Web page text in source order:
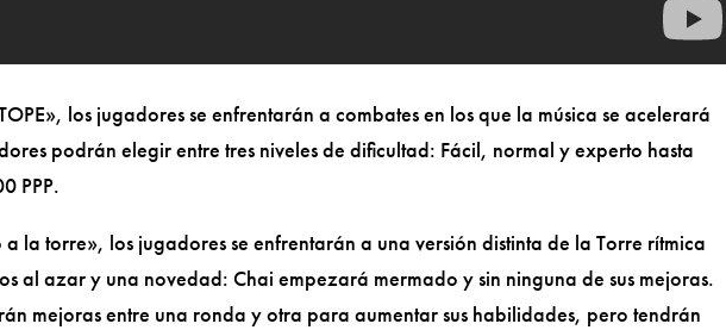
los jugadores se enfrentarán a combates en los que la música se acelerará
podrán elegir entre tres niveles de dificultad: Fácil, normal y experto hasta
PPP.
a la torre», los jugadores se enfrentarán a una versión distinta de la Torre rítmica
al azar y una novedad: Chai empezará mermado y sin ninguna de sus mejoras.
mejoras entre una ronda y otra para aumentar sus habilidades, pero tendrán